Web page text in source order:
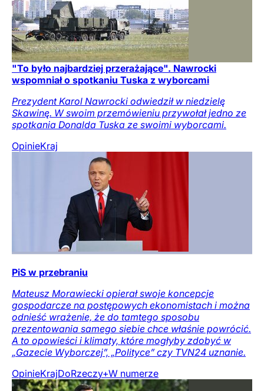
"To było najbardziej przerażające". Nawrocki
wspomniał o spotkaniu Tuska z wyborcami
Prezydent Karol Nawrocki odwiedził w niedzielę
Skawinę. W swoim przemówieniu przywołał jedno ze
spotkania Donalda Tuska ze swoimi wyborcami.
OpinieKraj
PiS w przebraniu
Mateusz Morawiecki opierał swoje koncepcje
gospodarcze na postępowych ekonomistach i można
odnieść wrażenie, że do tamtego sposobu
prezentowania samego siebie chce właśnie powrócić.
A to opowieści i klimaty, które mogłyby zdobyć w
„Gazecie Wyborczej”, „Polityce” czy TVN24 uznanie.
OpinieKrajDoRzeczy+W numerze